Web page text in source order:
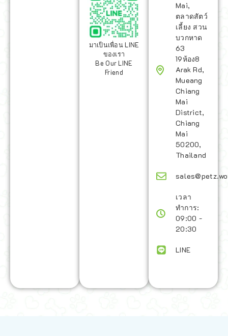
มาเป็นเพื่อน LINE
ของเรา
Be Our LINE
Friend
Mai,
ตลาดสัตว์
เลี้ยง สวน
บวกหาด
63
19ห้อง8
Arak Rd,
Mueang
Chiang
Mai
District,
Chiang
Mai
50200,
Thailand
เวลา
ทำการ:
09:00 -
20:30
LINE